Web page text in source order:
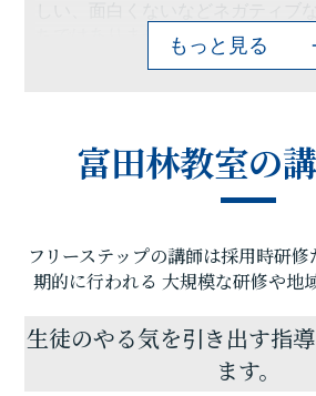
ちではありませんか？しかし、タ
り、成功体験があればネガティブ
フリーステップでは、生徒一人ひ
の学習状況を踏まえた指導を重視
習に対して得意意識を持つ生徒だ
学習計画と授業を通して、着実な
験を積んでいくことができます。
全体で学習を支援していまいりま
田林教室の雰囲気を体験していた
もっと見る
富田林教室の
フリーステップの講師は採用時研
期的に行われる 大規模な研修や地
生徒のやる気を引き出す指
ます。